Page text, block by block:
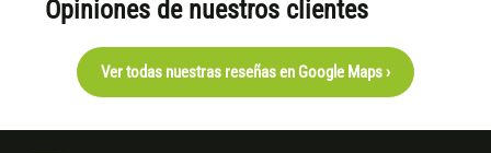
Opiniones de nuestros clientes
Ver todas nuestras reseñas en Google Maps ›